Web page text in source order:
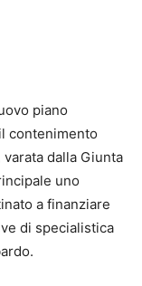
piano
contenimento
dalla Giunta
uno
a finanziare
di specialistica